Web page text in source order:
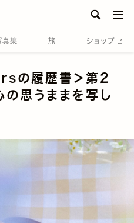
履歴書＞第2
の思うままを写し